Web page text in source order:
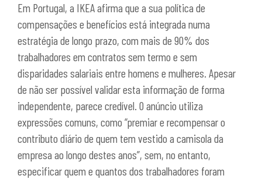
Em Portugal, a IKEA afirma que a sua política de
compensações e benefícios está integrada numa
estratégia de longo prazo, com mais de 90% dos
trabalhadores em contratos sem termo e sem
disparidades salariais entre homens e mulheres. Apesar
de não ser possível validar esta informação de forma
independente, parece credível. O anúncio utiliza
expressões comuns, como “premiar e recompensar o
contributo diário de quem tem vestido a camisola da
empresa ao longo destes anos”, sem, no entanto,
especificar quem e quantos dos trabalhadores foram